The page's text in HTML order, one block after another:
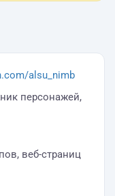
alsu_nimb
персонажей,
веб-страниц